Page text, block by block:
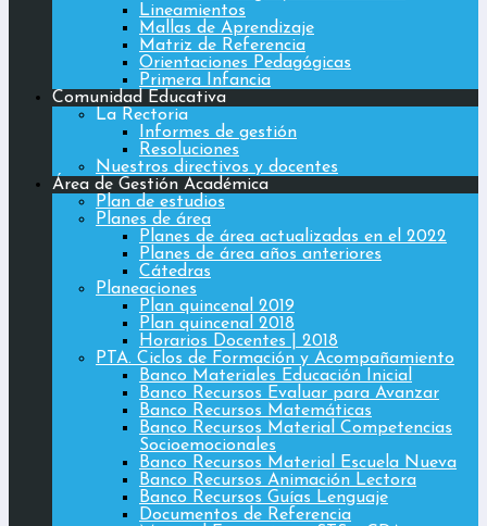
Lineamientos
Mallas de Aprendizaje
Matriz de Referencia
Orientaciones Pedagógicas
Primera Infancia
Comunidad Educativa
La Rectoria
Informes de gestión
Resoluciones
Nuestros directivos y docentes
Área de Gestión Académica
Plan de estudios
Planes de área
Planes de área actualizadas en el 2022
Planes de área años anteriores
Cátedras
Planeaciones
Plan quincenal 2019
Plan quincenal 2018
Horarios Docentes | 2018
PTA. Ciclos de Formación y Acompañamiento
Banco Materiales Educación Inicial
Banco Recursos Evaluar para Avanzar
Banco Recursos Matemáticas
Banco Recursos Material Competencias
Socioemocionales
Banco Recursos Material Escuela Nueva
Banco Recursos Animación Lectora
Banco Recursos Guías Lenguaje
Documentos de Referencia